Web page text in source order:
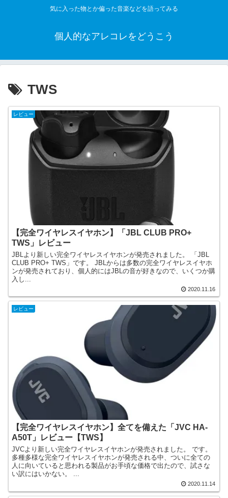
気に入った物とか偏った音楽などを語ってみる
個人的なアレコレをどうこう
TWS
レビュー
【完全ワイヤレスイヤホン】「JBL CLUB PRO+
TWS」レビュー
JBLより新しい完全ワイヤレスイヤホンが発売されました。 「JBL
CLUB PRO+ TWS」です。 JBLからは多数の完全ワイヤレスイヤホ
ンが発売されており、個人的にはJBLの音が好きなので、いくつか購
入し...
2020.11.16
レビュー
【完全ワイヤレスイヤホン】全てを備えた「JVC HA-
A50T」レビュー【TWS】
JVCより新しい完全ワイヤレスイヤホンが発売されました。 です。
多種多様な完全ワイヤレスイヤホンが発売される中、ついに全ての
人に向いていると思われる製品がお手頃な価格で出たので、試さな
い訳にはいかない。 ...
2020.11.14